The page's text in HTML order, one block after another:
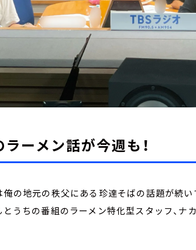
ーメン話が今週も！
俺の地元の秩父にある珍達そばの話題が続
とうちの番組のラーメン特化型スタッフ、ナ